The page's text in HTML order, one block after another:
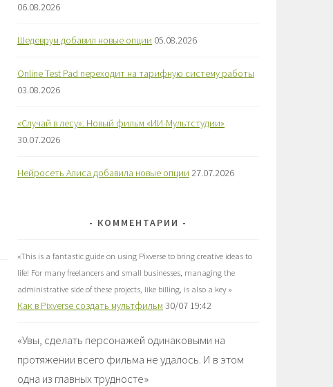
06.08.2026
Шедеврум добавил новые опции 05.08.2026
Online Test Pad переходит на тарифную систему работы
03.08.2026
«Случай в лесу». Новый фильм «ИИ-Мультстудии»
30.07.2026
Нейросеть Алиса добавила новые опции 27.07.2026
КОММЕНТАРИИ
«This is a fantastic guide on using Pixverse to bring creative ideas to
life! For many freelancers and small businesses, managing the
administrative side of these projects, like billing, is also a key »
Как в Pixverse создать мультфильм 30/07 19:42
«Увы, сделать персонажей одинаковыми на
протяжении всего фильма не удалось. И в этом
одна из главных трудносте»